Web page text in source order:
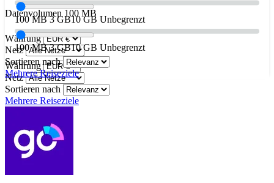
100 MB 3 GB10 GB Unbegrenzt
Währung
Netz
Sortieren nach
Mehrere Reiseziele
Datenvolumen 100 MB
100 MB 3 GB10 GB Unbegrenzt
Währung
Netz
Sortieren nach
Mehrere Reiseziele